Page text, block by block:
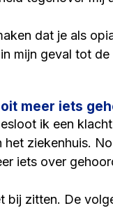
dat je als
mijn geval tot
meer iets
ik een
het ziekenhuis.
iets over
bij zitten. De